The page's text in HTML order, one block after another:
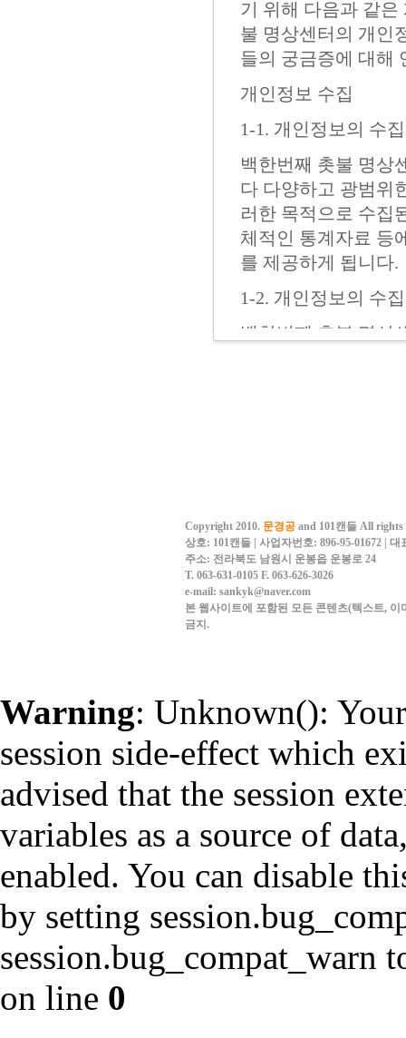
Copyright 2010. 문경공 and 101캔들 All rights
상호: 101캔들 | 사업자번호: 896-95-01672 | 대
주소: 전라북도 남원시 운봉읍 운봉로 24
T. 063-631-0105 F. 063-626-3026
e-mail: sankyk@naver.com
본 웹사이트에 포함된 모든 콘텐츠(텍스트,
금지.
Warning: Unknown():
session side-effect which
advised that the session
variables as a source of
enabled. You can disable
by setting
session.bug_compat_warn
on line 0